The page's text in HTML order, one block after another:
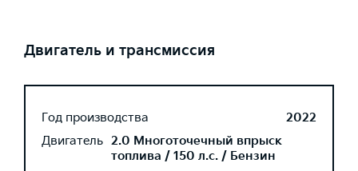
Двигатель и трансмиссия
Год производства
2022
Двигатель 2.0 Многоточечный впрыск
топлива / 150 л.с. / Бензин